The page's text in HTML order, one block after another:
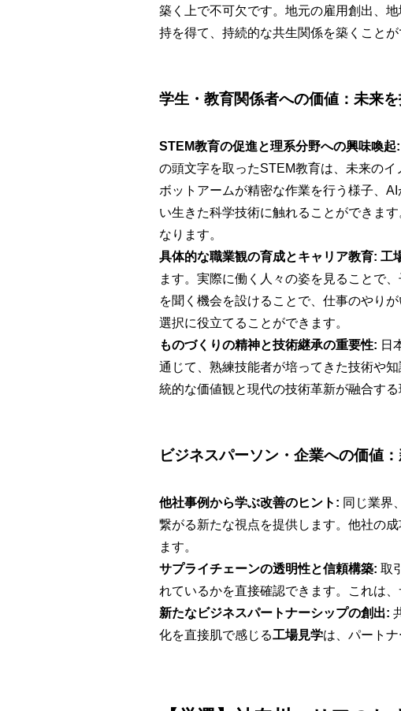
築く上で不可欠です。地元の雇用創出、
持を得て、持続的な共生関係を築くことが
学生・教育関係者への価値：未来
STEM教育の促進と理系分野への興味喚起:
の頭文字を取ったSTEM教育は、未来の
ボットアームが精密な作業を行う様子、
い生きた科学技術に触れることができま
なります。
具体的な職業観の育成とキャリア教育: 工
ます。実際に働く人々の姿を見ることで
を聞く機会を設けることで、仕事のやり
選択に役立てることができます。
ものづくりの精神と技術継承の重要性: 日
通じて、熟練技能者が培ってきた技術や
統的な価値観と現代の技術革新が融合す
ビジネスパーソン・企業への価値
他社事例から学ぶ改善のヒント: 同じ業界
繋がる新たな視点を提供します。他社の
ます。
サプライチェーンの透明性と信頼構築: 取
れているかを直接確認できます。これは
新たなビジネスパートナーシップの創出:
化を直接肌で感じる工場見学は、パート